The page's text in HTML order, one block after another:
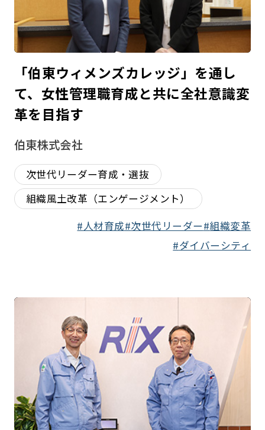
「伯東ウィメンズカレッジ」を通し
て、女性管理職育成と共に全社意識変
革を目指す
伯東株式会社
次世代リーダー育成・選抜
組織風土改革（エンゲージメント）
人材育成 次世代リーダー 組織変革
ダイバーシティ